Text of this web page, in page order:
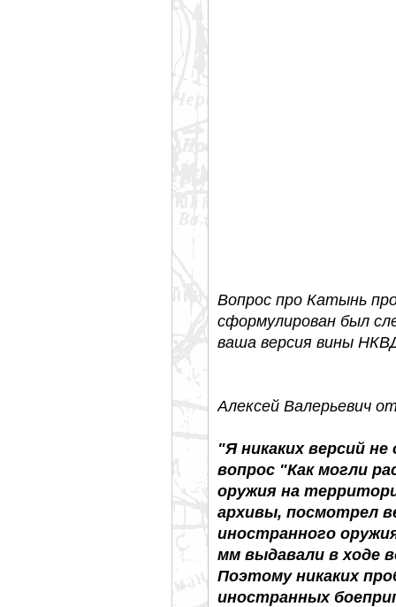
Вопрос про Катынь
сформулирован был
ваша версия вины
Алексей Валерьевич
"Я никаких версий не
вопрос "Как могли
оружия на
архивы, посмотрел
иностранного
мм выдавали в ходе
Поэтому никаких
иностранных